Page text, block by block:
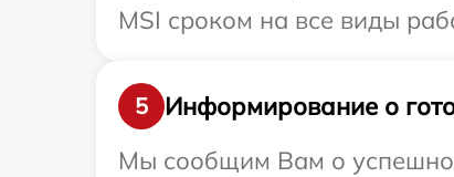
MSI сроком на все виды
5
Информирование о
Мы сообщим Вам о